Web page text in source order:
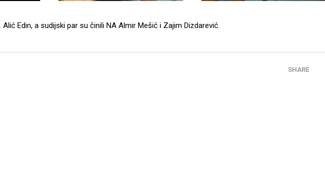
Alić Edin, a sudijski par su činili NA Almir Mešić i Zajim Dizdarević.
SHARE